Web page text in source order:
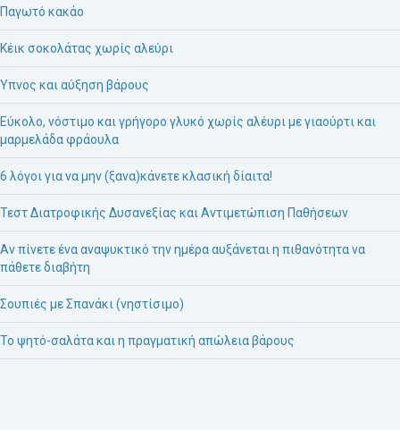
Παγωτό κακάο
Κέικ σοκολάτας χωρίς αλεύρι
Ύπνος και αύξηση βάρους
Εύκολο, νόστιμο και γρήγορο γλυκό χωρίς αλέυρι με γιαούρτι και
μαρμελάδα φράουλα
6 λόγοι για να μην (ξανα)κάνετε κλασική δίαιτα!
Τεστ Διατροφικής Δυσανεξίας και Αντιμετώπιση Παθήσεων
Αν πίνετε ένα αναψυκτικό την ημέρα αυξάνεται η πιθανότητα να
πάθετε διαβήτη
Σουπιές με Σπανάκι (νηστίσιμο)
Το ψητό-σαλάτα και η πραγματική απώλεια βάρους